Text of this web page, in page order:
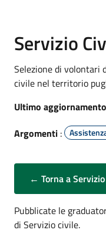
Servizio
Selezione di volontari
civile nel territorio
Ultimo aggiornamento
Argomenti :
← Torna a
Pubblicate le
di Servizio civile.